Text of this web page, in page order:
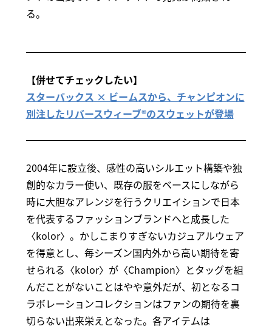
る。
【併せてチェックしたい】
スターバックス × ビームスから、チャンピオンに
別注したリバースウィーブ®のスウェットが登場
2004年に設立後、感性の高いシルエット構築や独
創的なカラー使い、既存の服をベースにしながら
時に大胆なアレンジを行うクリエイションで日本
を代表するファッションブランドへと成長した
〈kolor〉。かしこまりすぎないカジュアルウェア
を得意とし、毎シーズン国内外から高い期待を寄
せられる〈kolor〉が〈Champion〉とタッグを組
んだことがないことはやや意外だが、初となるコ
ラボレーションコレクションはファンの期待を裏
切らない出来栄えとなった。各アイテムは